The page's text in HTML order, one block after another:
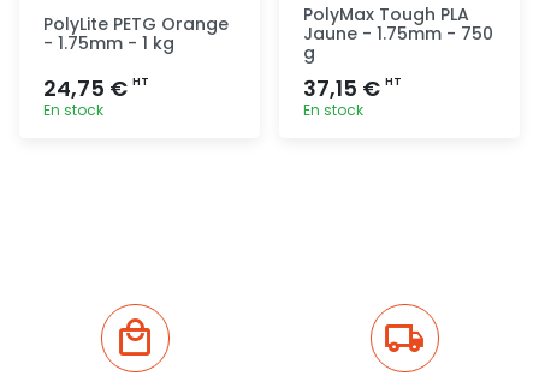
PolyLite PETG Orange
- 1.75mm - 1 kg
24,75 € HT
En stock
PolyMax Tough PLA
Jaune - 1.75mm - 750
g
37,15 € HT
En stock